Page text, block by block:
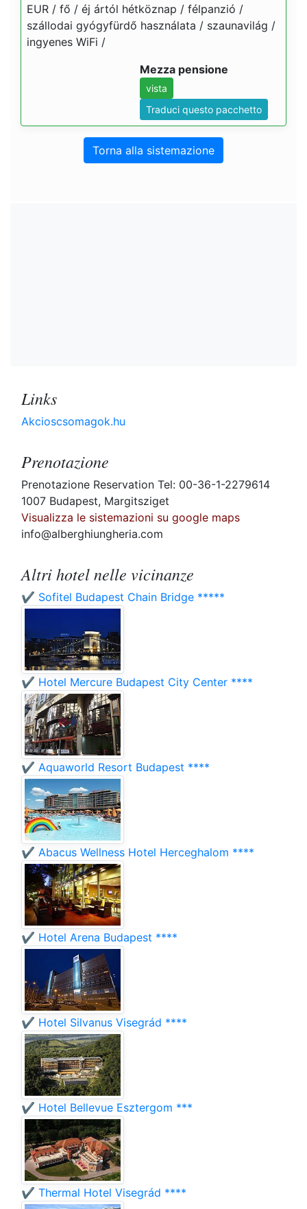
EUR / fő / éj ártól hétköznap / félpanzió /
szállodai gyógyfürdő használata / szaunavilág /
ingyenes WiFi /
Mezza pensione
vista
Traduci questo pacchetto
Torna alla sistemazione
Links
Akcioscsomagok.hu
Prenotazione
Prenotazione Reservation Tel: 00-36-1-2279614
1007 Budapest, Margitsziget
Visualizza le sistemazioni su google maps
info@alberghiungheria.com
Altri hotel nelle vicinanze
✔️ Sofitel Budapest Chain Bridge *****
✔️ Hotel Mercure Budapest City Center ****
✔️ Aquaworld Resort Budapest ****
✔️ Abacus Wellness Hotel Herceghalom ****
✔️ Hotel Arena Budapest ****
✔️ Hotel Silvanus Visegrád ****
✔️ Hotel Bellevue Esztergom ***
✔️ Thermal Hotel Visegrád ****